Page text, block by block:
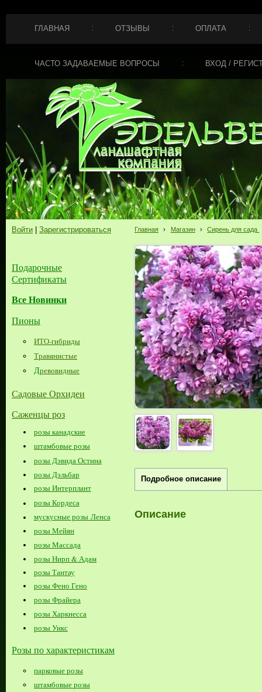
ГЛАВНАЯ ОТЗЫВЫ ОПЛАТА
ЧАСТО ЗАДАВАЕМЫЕ ВОПРОСЫ ВХОД /
Войти Зарегистрироваться
Подарочные
Сертификаты
Все Новинки
Пионы
ИТО-гибриды
Травянистые
Древовидные
Садовые Орхидеи
Саженцы роз
розы канадские
штамбовые розы
розы Дэвида Остина
розы Дэльбар
розы Интерплант
розы Кордеса
мускусные розы Ленса
розы Мейян
розы Массада
розы Нирп & Адам
розы Тантау
розы Фено Гено
розы Фрайера
розы Харкнесса
розы Уикс
Розы по характеристикам
парковые розы
штамбовые розы
Главная › Магазин › Сирень для сада
Подробное описание
Описание